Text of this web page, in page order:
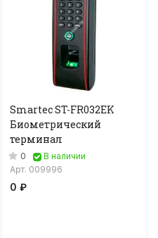
Smartec ST-FR032EK
Биометрический
терминал
0
В наличии
Арт. 009996
0 ₽